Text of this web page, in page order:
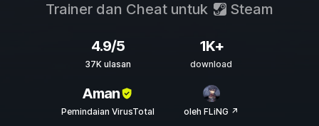
Trainer dan Cheat untuk Steam
4.9/5
37K ulasan
1K+
download
Aman
Pemindaian VirusTotal oleh FLiNG ↗